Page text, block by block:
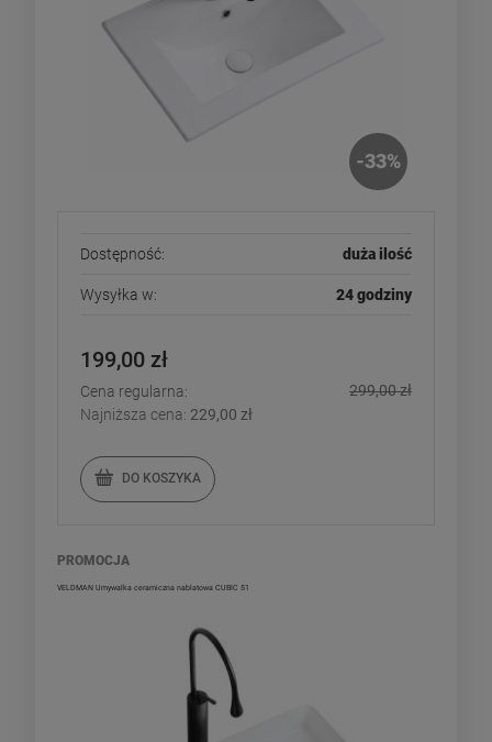
-33%
Dostępność: duża ilość
Wysyłka w: 24 godziny
199,00 zł
Cena regularna:
299,00 zł
Najniższa cena: 229,00 zł
DO KOSZYKA
VELDMAN Umywalka ceramiczna nablatowa CUBIC 51
PROMOCJA